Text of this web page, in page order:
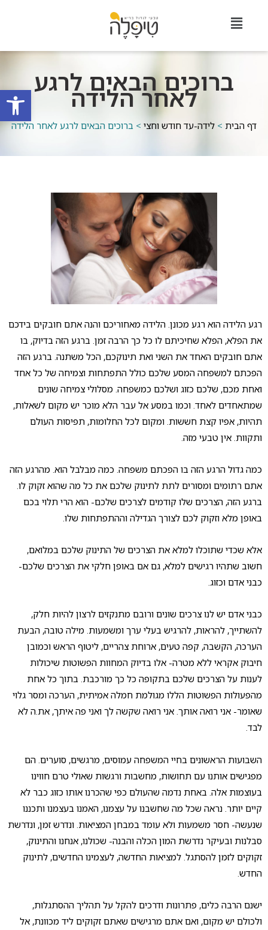
פתח ברוכים הבאים לרגע
לאחר הלידה
דף הבית > לידה-עד חודש וחצי > ברוכים הבאים לרגע לאחר הלידה
רגע הלידה הוא רגע מכונן. הלידה מאחוריכם והנה אתם חובקים בידכם
את הפלא, הפלא שחיכיתם לו כל כך הרבה זמן. ברגע הזה בדיוק, בו
אתם חובקים האחד את השני ואת תינוקכם, הכל משתנה. ברגע הזה
הפכתם למשפחה המסע שלכם כולל התפתחות וצמיחה של כל אחד
ואחת מכם, שלכם כזוג ושלכם כמשפחה. מסלולי צמיחה שונים
שמתאחדים לאחד. וכמו במסע אל עבר הלא מוכר יש מקום לשאלות,
תהיות, אפיו קצת חששות. ומקום לכל החלומות, תפיסות העולם
ותקוות. אין טבעי מזה.
כמה גדול הרגע הזה בו הפכתם משפחה. כמה מבלבל הוא. מהרגע הזה
אתם רתומים ומסורים לתת לתינוק שלכם את כל מה שהוא זקוק לו.
ברגע הזה, הצרכים שלו קודמים לצרכים שלכם- הוא הרי תלוי בכם
באופן מלא וזקוק לכם לצורך הגדילה וההתפתחות שלו.
אלא שכדי שתוכלו למלא את הצרכים של התינוק שלכם במלואם,
חשוב שתהיו רגישים למלא, גם אם באופן חלקי את הצרכים שלכם-
כבני אדם וכזוג.
כבני אדם יש לנו צרכים שונים ורובם מתנקזים לרצון להיות חלק,
להשתייך, להראות, להרגיש בעלי ערך ומשמעות. מילה טובה, הבעת
הערכה, הקשבה, קפה טעים, ארוחת צהריים, ליטוף הראש וכמובן
חיבוק אקראי ללא מטרה- אלו בדיוק המחוות הפשוטות שיכולות
לענות על הצרכים שלכם בתקופה כל כך מורכבת. בתוך כל אחת
מהפעולות הפשוטות הללו מגולמת חמלה אמיתית, הערכה ומסר גלוי
שאומר- אני רואה אותך. אני רואה שקשה לך ואני פה איתך, את.ה לא
לבד.
השבועות הראשונים בחיי המשפחה עמוסים, מרגשים, סוערים. הם
מפגישים אותנו עם תחושות, מחשבות ורגשות שאולי טרם חווינו
בעוצמות אלה. באחת נדמה שהעולם כפי שהכרנו אותו כזוג כבר לא
קיים יותר. נראה שכל מה שחשבנו על עצמנו, האמנו בעצמנו ותכננו
שנעשה- חסר משמעות ולא עומד במבחן המציאות. ונדרש זמן, ונדרשת
סבלנות ובעיקר נדרשת המון הכלה והבנה- שכולנו, אנחנו והתינוק,
זקוקים לזמן להסתגל. למציאות החדשה, לעצמינו החדשים, לתינוק
החדש.
ישנם הרבה כלים, פתרונות ודרכים להקל על תהליך ההסתגלות,
ולכולם יש מקום, ואם אתם מרגישים שאתם זקוקים ליד מכוונת, אל